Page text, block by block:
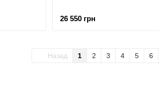
26 550 грн
Назад 1 2 3 4 5 6